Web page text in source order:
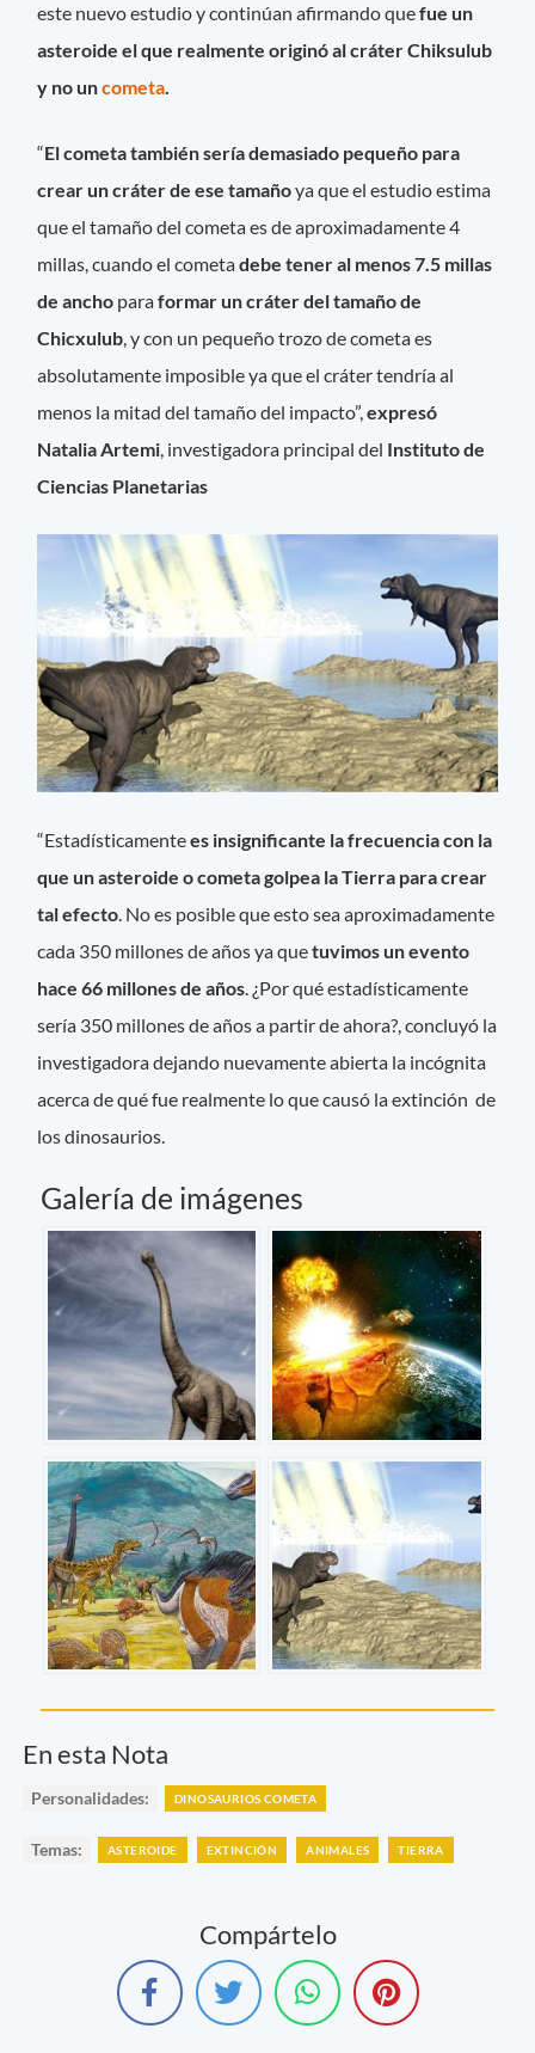
este nuevo estudio y continúan afirmando quefue un
asteroide el que realmente originó al cráter Chiksulub
y no uncometa.
“El cometa también sería demasiado pequeño para
crear un cráter de ese tamañoya que el estudio estima
que el tamaño del cometa es de aproximadamente 4
millas, cuando el cometadebe tener al menos 7.5 millas
de ancho paraformar un cráter del tamaño de
Chicxulub, y con un pequeño trozo de cometa es
absolutamente imposible ya que el cráter tendría al
menos la mitad del tamaño del impacto”,expresó
Natalia Artemi, investigadora principal del Instituto de
Ciencias Planetarias
“Estadísticamentees insignificante la frecuencia con la
que un asteroide o cometa golpea la Tierra para crear
tal efecto. No es posible que esto sea aproximadamente
cada 350 millones de años ya quetuvimos un evento
hace 66 millones de años. ¿Por qué estadísticamente
sería 350 millones de años a partir de ahora?, concluyó la
investigadora dejando nuevamente abierta la incógnita
acerca de qué fue realmente lo que causó la extinción de
los dinosaurios.
Galería de imágenes
En esta Nota
Personalidades: DINOSAURIOS COMETA
Temas: ASTEROIDE EXTINCIÓN ANIMALES TIERRA
Compártelo